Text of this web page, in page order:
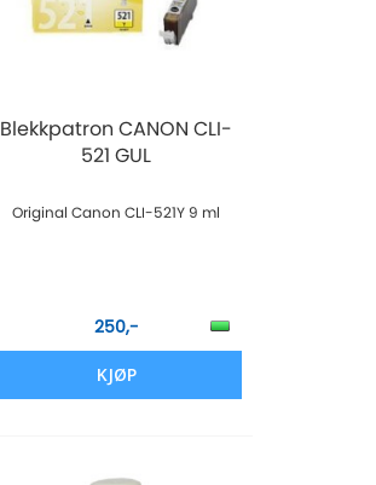
Blekkpatron CANON CLI-
521 GUL
Original Canon CLI-521Y 9 ml
250,-
KJØP